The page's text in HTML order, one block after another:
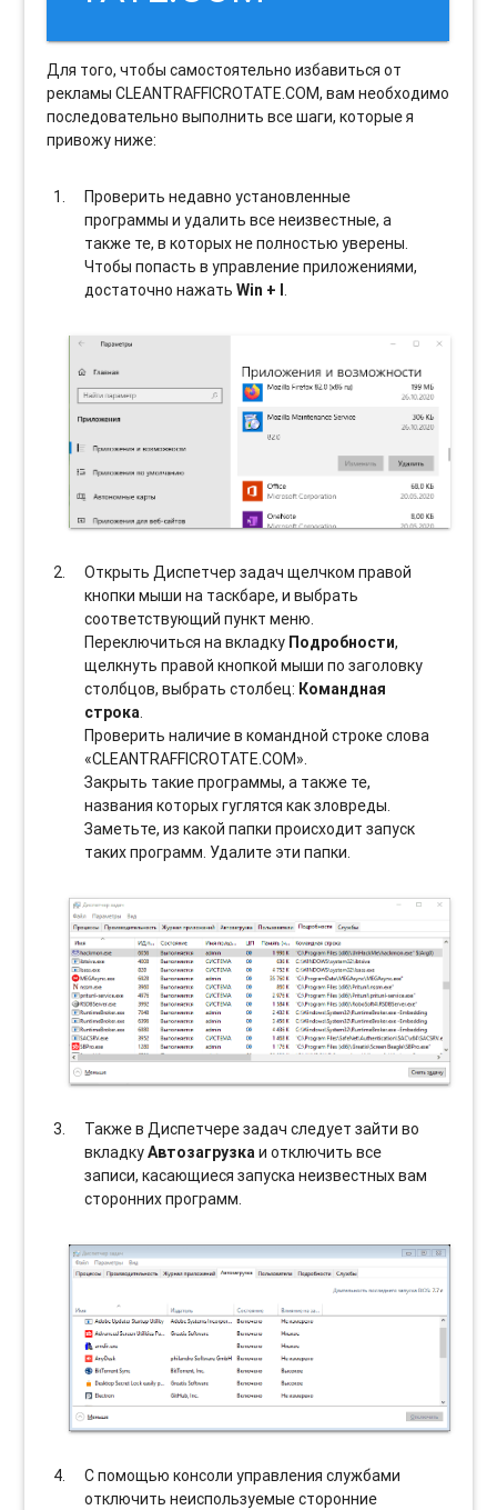
Для того, чтобы самостоятельно избавиться от
рекламы CLEANTRAFFICROTATE.COM, вам необходимо
последовательно выполнить все шаги, которые я
привожу ниже:
Проверить недавно установленные
программы и удалить все неизвестные, а
также те, в которых не полностью уверены.
Чтобы попасть в управление приложениями,
достаточно нажатьWin + I.
Открыть Диспетчер задач щелчком правой
кнопки мыши на таскбаре, и выбрать
соотвeтствующий пункт меню.
Переключиться на вкладку Подробности,
щелкнуть правой кнопкой мыши по заголовку
столбцов, выбрать столбец: Командная
строка.
Проверить наличие в командной строке слова
«CLEANTRAFFICROTATE.COM».
Закрыть такие программы, а также те,
названия которых гуглятся как зловреды.
Заметьте, из какой папки происходит запуск
таких программ. Удалите эти папки.
Также в Диспетчере задач следует зайти во
вкладкуАвтозагрузкаи отключить все
записи, касающиеся запуска неизвестных вам
сторонних программ.
С помощью консоли управления службами
отключить неиспользуемые сторонние